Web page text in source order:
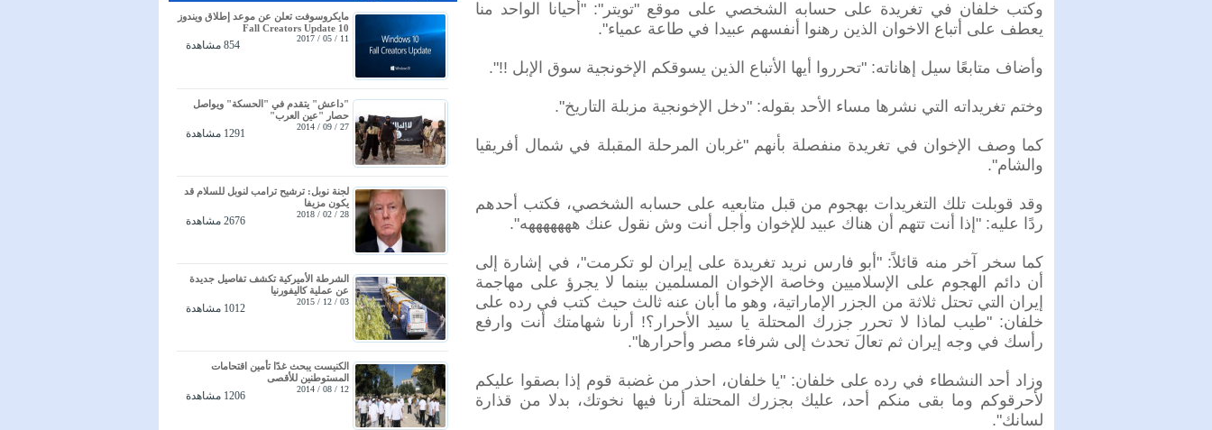
وكتب خلفان في تغريدة على حسابه الشخصي على موقع "تويتر": "أحيانا الواحد منا
يعطف على أتباع الاخوان الذين رهنوا أنفسهم عبيدا في طاعة عمياء".
وأضاف متابعًا سيل إهاناته: "تحرروا أيها الأتباع الذين يسوقكم الإخونجية سوق الإبل !!".
وختم تغريداته التي نشرها مساء الأحد بقوله: "دخل الإخونجية مزبلة التاريخ".
كما وصف الإخوان في تغريدة منفصلة بأنهم "غربان المرحلة المقبلة في شمال أفريقيا
والشام".
وقد قوبلت تلك التغريدات بهجوم من قبل متابعيه على حسابه الشخصي، فكتب أحدهم
ردًا عليه: "إذا أنت تتهم أن هناك عبيد للإخوان وأجل أنت وش نقول عنك هههههههه".
كما سخر آخر منه قائلاً: "أبو فارس نريد تغريدة على إيران لو تكرمت"، في إشارة إلى
أن دائم الهجوم على الإسلاميين وخاصة الإخوان المسلمين بينما لا يجرؤ على مهاجمة
إيران التي تحتل ثلاثة من الجزر الإماراتية، وهو ما أبان عنه ثالث حيث كتب في رده على
خلفان: "طيب لماذا لا تحرر جزرك المحتلة يا سيد الأحرار؟! أرنا شهامتك أنت وارفع
رأسك في وجه إيران ثم تعالَ تحدث إلى شرفاء مصر وأحرارها".
وزاد أحد النشطاء في رده على خلفان: "يا خلفان، احذر من غضبة قوم إذا بصقوا عليكم
لأحرقوكم وما بقى منكم أحد، عليك بجزرك المحتلة أرنا فيها نخوتك، بدلا من قذارة
لسانك".
مايكروسوفت تعلن عن موعد إطلاق ويندوز
10 Fall Creators Update
11 / 05 / 2017
854 مشاهدة
"داعش" يتقدم في "الحسكة" ويواصل
حصار "عين العرب"
27 / 09 / 2014
1291 مشاهدة
لجنة نوبل: ترشيح ترامب لنوبل للسلام قد
يكون مزيفا
28 / 02 / 2018
2676 مشاهدة
الشرطة الأميركية تكشف تفاصيل جديدة
عن عملية كاليفورنيا
03 / 12 / 2015
1012 مشاهدة
الكنيست يبحث غدًا تأمين اقتحامات
المستوطنين للأقصى
12 / 08 / 2014
1206 مشاهدة